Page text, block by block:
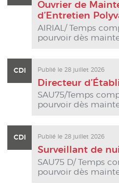
Ouvrier de
d’Entretien
AIRIAL/ Temps
pourvoir dès
CDI Publié le 28 juillet 2026
Directeur
SAU75/Temps
pourvoir dès
CDI Publié le 28 juillet 2026
Surveillant de
SAU75 D/ Temps
pourvoir dès